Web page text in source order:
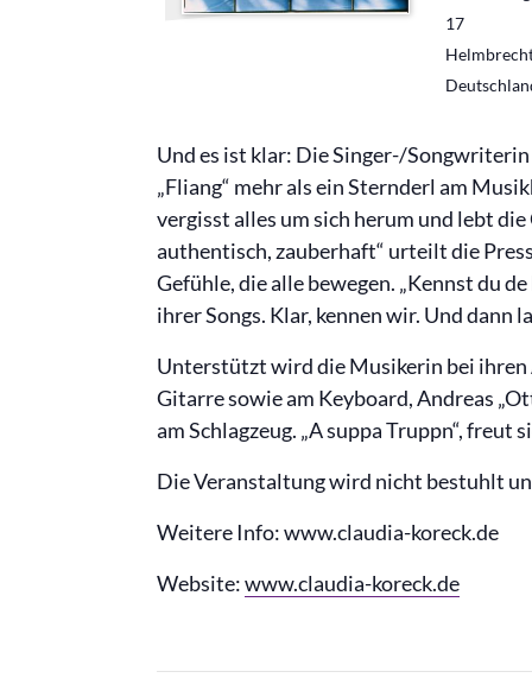
17
Und es ist klar: Die Singer-/
„Fliang“ mehr als ein Sternderl am
vergisst alles um sich herum und lebt
authentisch, zauberhaft“ urteilt die
Gefühle, die alle bewegen. „Kennst du
ihrer Songs. Klar, kennen wir. Und dann
Unterstützt wird die Musikerin bei
Gitarre sowie am Keyboard, Andreas
am Schlagzeug. „A suppa Truppn“, freut
Die Veranstaltung wird nicht bestuhlt
Weitere Info: www.claudia-koreck.de
Website:www.claudia-koreck.de